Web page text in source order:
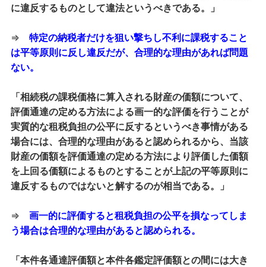
に違反するものとして違法というべきである。」
⇒ 特定の納税者だけを狙い撃ちし不利に課税すること
は平等原則に反し違反だが、合理的な理由があれば問題
ない。
「相続税の課税価格に算入される財産の価額について、
評価通達の定める方法による画一的な評価を行うことが
実質的な租税負担の公平に反するというべき事情がある
場合には、合理的な理由があると認められるから、当該
財産の価額を評価通達の定める方法により評価した価額
を上回る価額によるものとすることが上記の平等原則に
違反するものではないと解するのが相当である。」
⇒ 画一的に評価すると租税負担の公平を損なってしま
う場合は合理的な理由があると認められる。
「本件各通達評価額と本件各鑑定評価額との間には大き